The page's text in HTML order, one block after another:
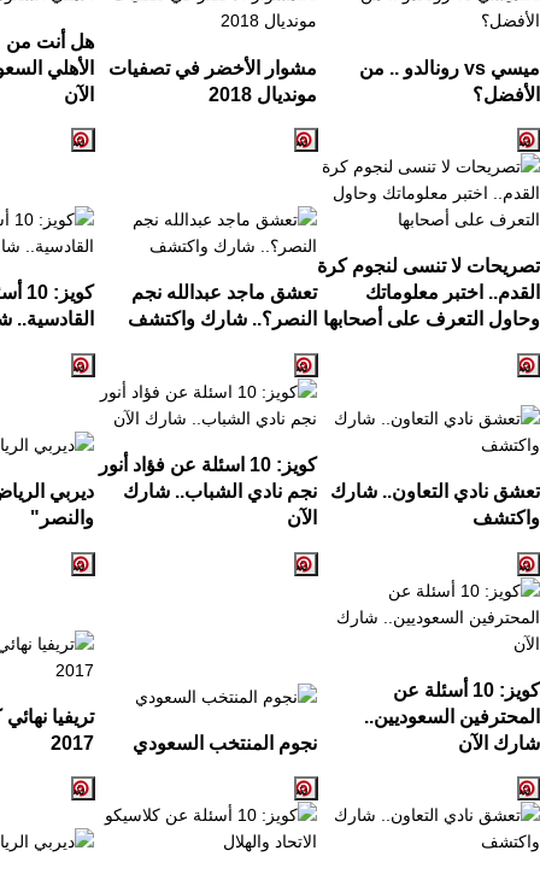
ميسي vs رونالدو .. من
الأفضل؟
مشوار الأخضر في تصفيات
مونديال 2018
هل أنت من
الأهلي
الآن
تصريحات لا تنسى لنجوم كرة
القدم.. اختبر معلوماتك
وحاول التعرف على أصحابها
تعشق ماجد عبدالله نجم
النصر؟.. شارك واكتشف
كويز: 10
القادسية..
تعشق نادي التعاون.. شارك
واكتشف
كويز: 10 اسئلة عن فؤاد أنور
نجم نادي الشباب.. شارك
الآن
ديربي
والنصر "
كويز: 10 أسئلة عن
المحترفين السعوديين..
شارك الآن
نجوم المنتخب السعودي
تريفيا
2017